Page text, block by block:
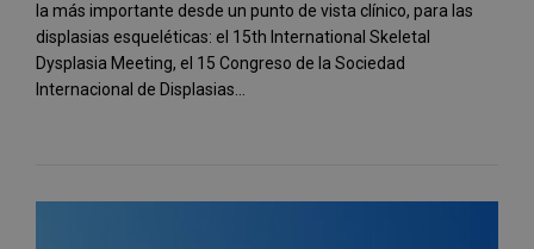
la más importante desde un punto de vista clínico, para las
displasias esqueléticas: el 15th International Skeletal
Dysplasia Meeting, el 15 Congreso de la Sociedad
Internacional de Displasias...